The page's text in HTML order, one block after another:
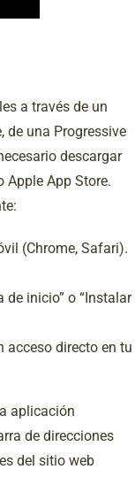
a través de un
de una Progressive
descargar
Apple App Store.
(Chrome, Safari).
inicio” o “Instalar
acceso directo en tu
aplicación
de direcciones
del sitio web